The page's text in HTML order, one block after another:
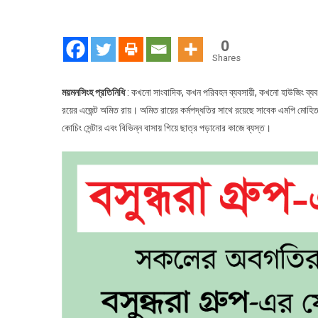
কে
রায়
0
Shares
ময়মনসিংহ প্রতিনিধি: কখনো সাংবাদিক, কখন পরিবহন ব্যবসায়ী, কখনো হাউজিং
রয়ের এজেন্ট অমিত রায়। অমিত রায়ের কর্মপদ্ধতির সাথে রয়েছে সাবেক এমপি
কোচিং সেন্টার এবং বিভিন্ন বাসায় গিয়ে ছাত্র পড়ানোর কাজে ব্যস্ত।